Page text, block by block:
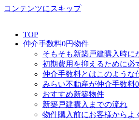
コンテンツにスキップ
TOP
仲介手数料0円物件
そもそも新築戸建購入時に
初期費用を抑えるために必
仲介手数料とはこのような
みらい不動産が仲介手数料
おすすめ新築物件
新築戸建購入までの流れ
物件購入前にお客様からよ